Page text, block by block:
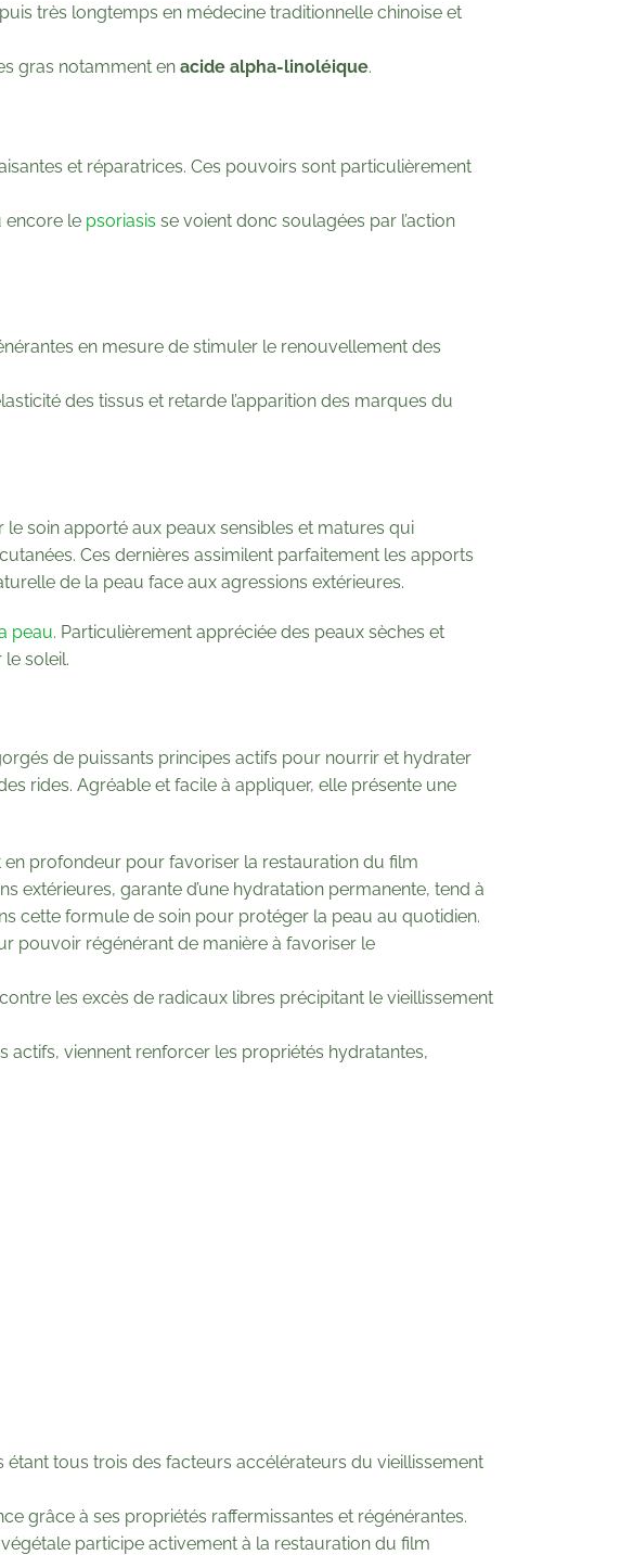
très longtemps en médecine traditionnelle chinoise et
gras notamment en acide alpha-linoléique.
et réparatrices. Ces pouvoirs sont particulièrement
encore le psoriasis se voient donc soulagées par l’action
en mesure de stimuler le renouvellement des
des tissus et retarde l’apparition des marques du
soin apporté aux peaux sensibles et matures qui
Ces dernières assimilent parfaitement les apports
de la peau face aux agressions extérieures.
peau. Particulièrement appréciée des peaux sèches et
soleil.
de puissants principes actifs pour nourrir et hydrater
rides. Agréable et facile à appliquer, elle présente une
profondeur pour favoriser la restauration du film
extérieures, garante d’une hydratation permanente, tend à
cette formule de soin pour protéger la peau au quotidien.
pouvoir régénérant de manière à favoriser le
les excès de radicaux libres précipitant le vieillissement
actifs, viennent renforcer les propriétés hydratantes,
tous trois des facteurs accélérateurs du vieillissement
grâce à ses propriétés raffermissantes et régénérantes.
participe activement à la restauration du film